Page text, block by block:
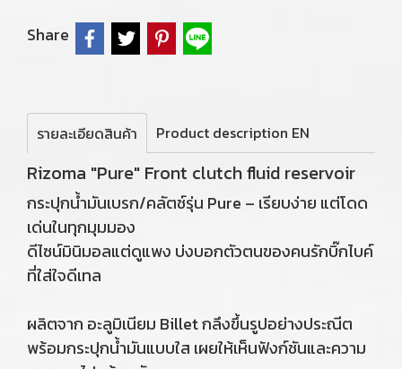
Share
รายละเอียดสินค้า Product description EN
Rizoma "Pure" Front clutch fluid reservoir
กระปุกน้ำมันเบรก/คลัตช์รุ่น Pure – เรียบง่าย แต่โดด
เด่นในทุกมุมมอง
ดีไซน์มินิมอลแต่ดูแพง บ่งบอกตัวตนของคนรักบิ๊กไบค์
ที่ใส่ใจดีเทล
ผลิตจาก อะลูมิเนียม Billet กลึงขึ้นรูปอย่างประณีต
พร้อมกระปุกน้ำมันแบบใส เผยให้เห็นฟังก์ชันและความ